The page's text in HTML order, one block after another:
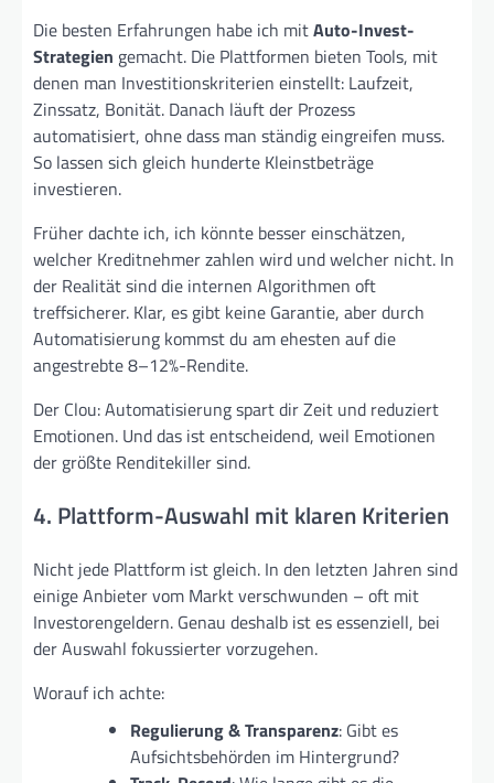
Die besten Erfahrungen habe ich mitAuto-Invest-
Strategien gemacht. Die Plattformen bieten Tools, mit
denen man Investitionskriterien einstellt: Laufzeit,
Zinssatz, Bonität. Danach läuft der Prozess
automatisiert, ohne dass man ständig eingreifen muss.
So lassen sich gleich hunderte Kleinstbeträge
investieren.
Früher dachte ich, ich könnte besser einschätzen,
welcher Kreditnehmer zahlen wird und welcher nicht. In
der Realität sind die internen Algorithmen oft
treffsicherer. Klar, es gibt keine Garantie, aber durch
Automatisierung kommst du am ehesten auf die
angestrebte 8–12%-Rendite.
Der Clou: Automatisierung spart dir Zeit und reduziert
Emotionen. Und das ist entscheidend, weil Emotionen
der größte Renditekiller sind.
4. Plattform-Auswahl mit klaren Kriterien
Nicht jede Plattform ist gleich. In den letzten Jahren sind
einige Anbieter vom Markt verschwunden – oft mit
Investorengeldern. Genau deshalb ist es essenziell, bei
der Auswahl fokussierter vorzugehen.
Worauf ich achte:
Regulierung & Transparenz: Gibt es
Aufsichtsbehörden im Hintergrund?